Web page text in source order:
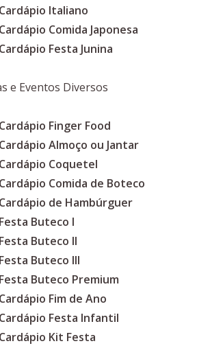
Italiano
Comida Japonesa
Festa Junina
e Eventos Diversos
Finger Food
Almoço ou Jantar
Coquetel
Comida de Boteco
de Hambúrguer
Buteco I
Buteco II
Buteco III
Buteco Premium
Fim de Ano
Festa Infantil
Kit Festa